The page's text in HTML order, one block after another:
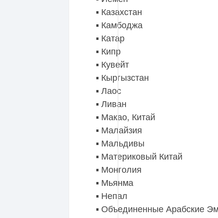
▪️ Казахстан
▪️ Камбоджа
▪️ Катар
▪️ Кипр
▪️ Кувейт
▪️ Кыргызстан
▪️ Лаос
▪️ Ливан
▪️ Макао, Китай
▪️ Малайзия
▪️ Мальдивы
▪️ Материковый Китай
▪️ Монголия
▪️ Мьянма
▪️ Непал
▪️ Объединенные Арабские